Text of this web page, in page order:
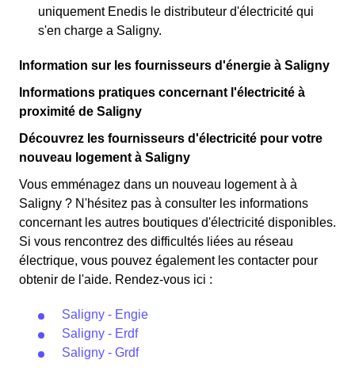
uniquement Enedis le distributeur d'électricité qui
s'en charge a Saligny.
Information sur les fournisseurs d'énergie à Saligny
Informations pratiques concernant l'électricité à
proximité de Saligny
Découvrez les fournisseurs d'électricité pour votre
nouveau logement à Saligny
Vous emménagez dans un nouveau logement à à
Saligny ? N'hésitez pas à consulter les informations
concernant les autres boutiques d'électricité disponibles.
Si vous rencontrez des difficultés liées au réseau
électrique, vous pouvez également les contacter pour
obtenir de l'aide. Rendez-vous ici :
Saligny - Engie
Saligny - Erdf
Saligny - Grdf